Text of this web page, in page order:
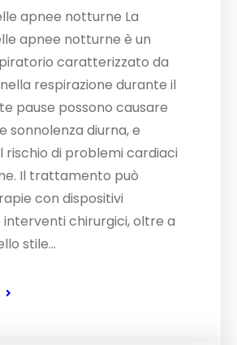
apnee notturne La
apnee notturne è un
caratterizzato da
respirazione durante il
pause possono causare
sonnolenza diurna, e
rischio di problemi cardiaci
Il trattamento può
con dispositivi
chirurgici, oltre a
stile…